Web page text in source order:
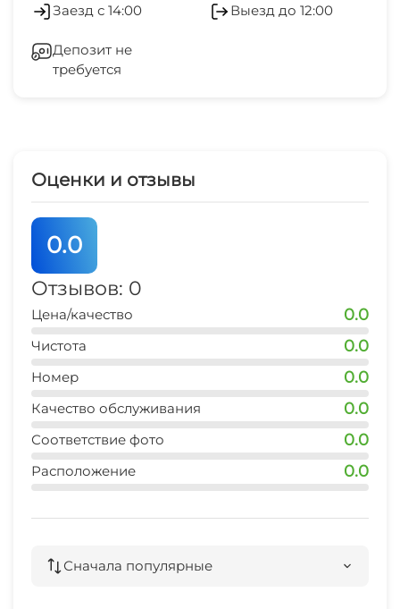
Стиральная машина
СВЧ
Заезд с 14:00 Выезд до 12:00
Депозит не
требуется
Оценки и отзывы
0.0
Отзывов: 0
Цена/качество 0.0
Чистота 0.0
Номер 0.0
Качество обслуживания 0.0
Соответствие фото 0.0
Расположение 0.0
Сначала популярные